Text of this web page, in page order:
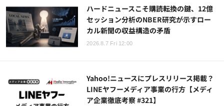
ハードニュースこそ購読転換の鍵、12億
セッション分析のNBER研究が示すロー
カル新聞の収益構造の矛盾
2026.8.7 Fri 12:00
Yahoo!ニュースにプレスリリース掲載？
LINEヤフーメディア事業の行方【メディ
ア企業徹底考察 #321】